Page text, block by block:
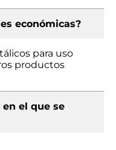
económicas?
para uso
productos
el que se